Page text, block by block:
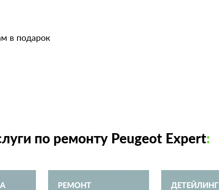
в подарок
по ремонту Peugeot Expert:
РЕМОНТ
ДЕТЕЙЛИНГ